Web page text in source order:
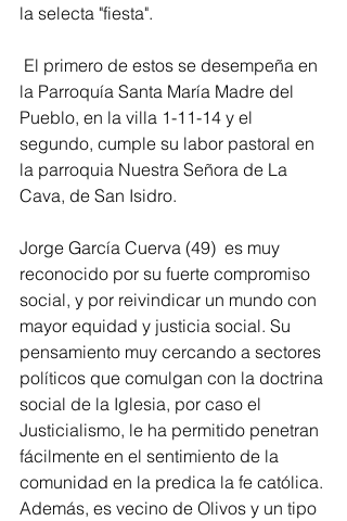
la selecta "fiesta".
la Parroquía Santa María Madre del
Pueblo, en la villa 1-11-14 y el
segundo, cumple su labor pastoral en
la parroquia Nuestra Señora de La
Cava, de San Isidro.
Jorge García Cuerva (49)  es muy
reconocido por su fuerte compromiso
social, y por reivindicar un mundo con
mayor equidad y justicia social. Su
pensamiento muy cercando a sectores
políticos que comulgan con la doctrina
social de la Iglesia, por caso el
Justicialismo, le ha permitido penetran
fácilmente en el sentimiento de la
comunidad en la predica la fe católica.
Además, es vecino de Olivos y un tipo